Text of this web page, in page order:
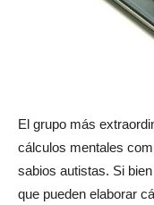
El grupo más
cálculos mentales
sabios autistas. Si
que pueden elaborar